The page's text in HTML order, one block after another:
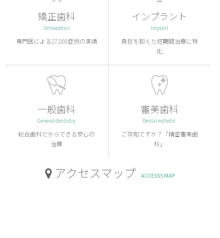
矯正歯科
Orthodotics
専門医による27,000症例の実績
インプラント
Implant
負担を抑えた短期間治療に特
化
一般歯科
General dentistry
総合歯科だからできる安心の
治療
審美歯科
Dental esthetic
ご存知ですか？「精密審美歯
科」
アクセスマップ ACCESSS MAP